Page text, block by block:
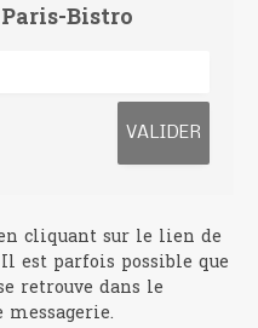
Bistro
cliquant sur le lien de
est parfois possible que
retrouve dans le